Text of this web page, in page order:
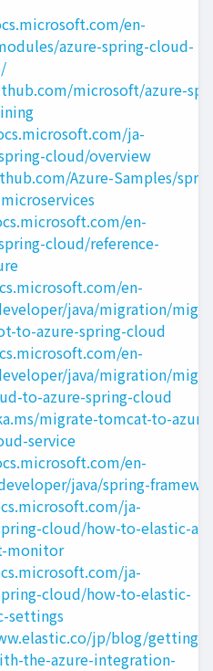
en-
azure-spring-cloud-
microsoft/azure-
ja-
cloud/overview
Azure-Samples/
en-
cloud/reference-
en-
java/migration/
to-azure-spring-cloud
en-
java/migration/
to-azure-spring-cloud
migrate-tomcat-to-
service
en-
java/spring-
ja-
cloud/how-to-elastic-
monitor
ja-
cloud/how-to-elastic-
settings
jp/blog/getting-
the-azure-integration-